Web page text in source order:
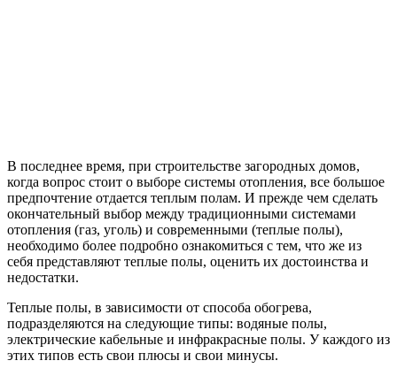
В последнее время, при строительстве загородных домов,
когда вопрос стоит о выборе системы отопления, все большое
предпочтение отдается теплым полам. И прежде чем сделать
окончательный выбор между традиционными системами
отопления (газ, уголь) и современными (теплые полы),
необходимо более подробно ознакомиться с тем, что же из
себя представляют теплые полы, оценить их достоинства и
недостатки.
Теплые полы, в зависимости от способа обогрева,
подразделяются на следующие типы: водяные полы,
электрические кабельные и инфракрасные полы. У каждого из
этих типов есть свои плюсы и свои минусы.